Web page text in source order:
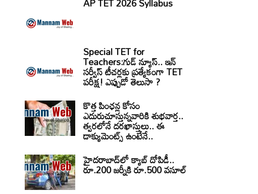
Special TET for
Teachers:గుడ్ న్యూస్.. ఇన్
సర్వీస్ టీచర్లకు ప్రత్యేకంగా TET
పరీక్ష! ఎప్పుడో తెలుసా ?
కొత్త పింఛన్ల కోసం
ఎదురుచూస్తున్నవారికి శుభవార్త..
త్వరలోనే దరఖాస్తులు.. ఈ
డాక్యుమెంట్స్ ఉంటేనే..
హైదరాబాద్‌లో క్యాబ్‌ దోపిడీ..
రూ.200 జర్నీకి రూ.500 వసూల్